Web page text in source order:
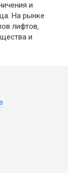
и
На рынке
лифтов‚
и